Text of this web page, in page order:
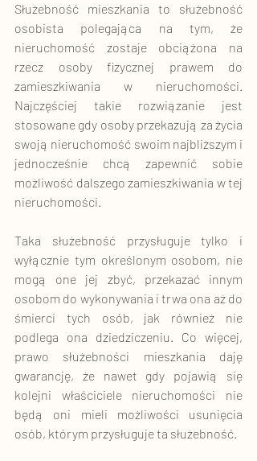
Służebność mieszkania to służebność
osobista polegająca na tym, że
nieruchomość zostaje obciążona na
rzecz osoby fizycznej prawem do
zamieszkiwania w nieruchomości.
Najczęściej takie rozwiązanie jest
stosowane gdy osoby przekazują za życia
swoją nieruchomość swoim najbliższym i
jednocześnie chcą zapewnić sobie
możliwość dalszego zamieszkiwania w tej
nieruchomości.
Taka służebność przysługuje tylko i
wyłącznie tym określonym osobom, nie
mogą one jej zbyć, przekazać innym
osobom do wykonywania i trwa ona aż do
śmierci tych osób, jak również nie
podlega ona dziedziczeniu. Co więcej,
prawo służebności mieszkania daję
gwarancję, że nawet gdy pojawią się
kolejni właściciele nieruchomości nie
będą oni mieli możliwości usunięcia
osób, którym przysługuje ta służebność.